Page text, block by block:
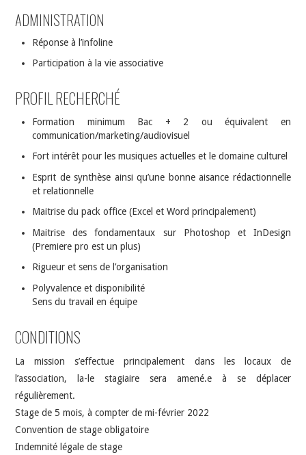
ADMINISTRATION
Réponse à l’infoline
Participation à la vie associative
PROFIL RECHERCHÉ
Formation minimum Bac + 2 ou équivalent en
communication/marketing/audiovisuel
Fort intérêt pour les musiques actuelles et le domaine culturel
Esprit de synthèse ainsi qu’une bonne aisance rédactionnelle
et relationnelle
Maitrise du pack office (Excel et Word principalement)
Maitrise des fondamentaux sur Photoshop et InDesign
(Premiere pro est un plus)
Rigueur et sens de l’organisation
Polyvalence et disponibilité
Sens du travail en équipe
CONDITIONS
La mission s’effectue principalement dans les locaux de
l’association, la-le stagiaire sera amené.e à se déplacer
régulièrement.
Stage de 5 mois, à compter de mi-février 2022
Convention de stage obligatoire
Indemnité légale de stage